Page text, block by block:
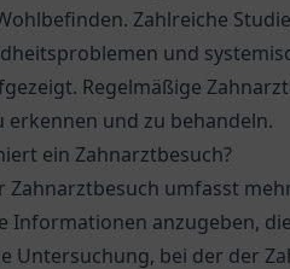
Zahlreiche
und
Regelmäßige
erkennen und zu behandeln.
ein Zahnarztbesuch?
Zahnarztbesuch umfasst
Informationen anzugeben,
Untersuchung, bei der der